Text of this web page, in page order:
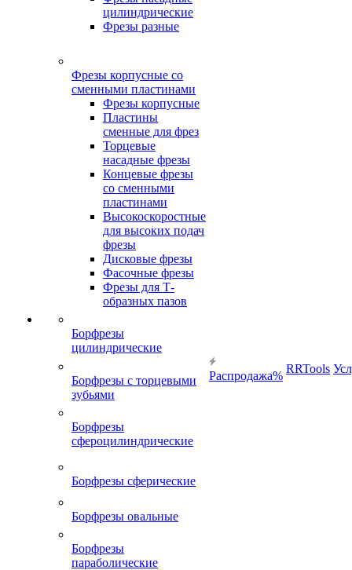
цилиндрические
Фрезы разные
Фрезы корпусные со
сменными пластинами
Фрезы корпусные
Пластины
сменные для фрез
Торцевые
насадные фрезы
Концевые фрезы
со сменными
пластинами
Высокоскоростные
для высоких подач
фрезы
Дисковые фрезы
Фасочные фрезы
Фрезы для Т-
образных пазов
Борфрезы
цилиндрические
Борфрезы с торцевыми
зубьями
Борфрезы
сфероцилиндрические
Борфрезы сферические
Борфрезы овальные
Борфрезы
параболические
Распродажа%
RRTools